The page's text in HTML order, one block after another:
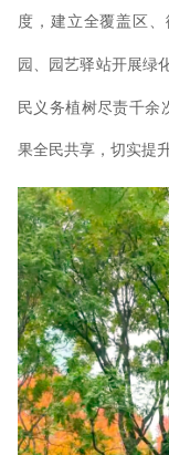
度，建立全覆盖区
园、园艺驿站开展绿
民义务植树尽责千余
果全民共享，切实提